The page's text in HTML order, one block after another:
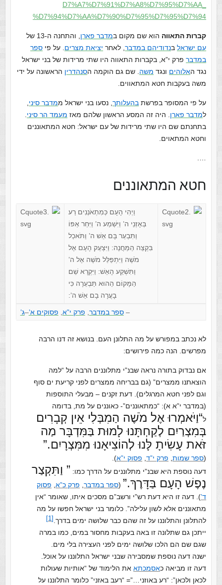
D7%A7%D7%91%D7%A8%D7%95%D7%AA_
%D7%94%D7%AA%D7%90%D7%95%D7%95%D7%94
קברות התאווה הוא שם מקום במדבר פארן , והתחנה ה-13 של
עם ישראלבנדודיהם במדבר, לאחר יציאת מצרים . על פי ספר
במדברפרק י”א, בקברות התאווה היו שתי מרידות של בני ישראל
נגד האלוהים ונגד משה . שם גם הוקמה הסנהדרין הראשונה על ידי
משה בעקבות חטא המתאווים.
על פי המסופר בפרשת בהעלותך, נסעו בני ישראל ממדבר סיני
למדבר פארן . היה זה המסע הראשון שלהם מאז מעמד הר סיני
בתחנתם שם היו שתי מרידות של עם ישראל: חטא המתאוננים
וחטא המתאוים.
חטא המתאוננים
וַיְהִי הָעָם כְּמִתְאֹנְנִים רַע
בְּאָזְנֵי ה’ וַיִּשְׁמַע ה’ וַיִּחַר אַפּוֹ
וַתִּבְעַר בָּם אֵשׁ ה’ וַתֹּאכַל
בִּקְצֵה הַמַּחֲנֶה: וַיִּצְעַק הָעָם אֶל
מֹשֶׁה וַיִּתְפַּלֵּל מֹשֶׁה אֶל ה’
וַתִּשְׁקַע הָאֵשׁ: וַיִּקְרָא שֵׁם
הַמָּקוֹם הַהוּא תַּבְעֵרָה כִּי
בָעֲרָה בָם אֵשׁ ה’:
–ספר במדבר פרק י”א פסוקים א’–ג’
לא נכתב במפורש על מה התלונן העם. בנושא זה דנו הרבה
מפרשים. הנה כמה פירושים:
אם נבדוק בתורה נראה שבנ”י מתלוננים הרבה על “למה
הוצאתנו ממצרים” (גם בבריחה ממצרים לפני קריעת ים סוף
וגם לפני חטא המרגלים). דעת זקנים – מבעלי התוספות
(במדבר י”א א): “כמתאוננים”- כאוננים על מת, בדומה
ל“וַיֹּאמְרוּ אֶל מֹשֶׁה הַמִבְּלִי אֵין קְבָרִים
בְּמִצְרַיִם לְקַחְתָּנוּ לָמוּת בַּמִּדְבָּר מַה
זֹּאת עָשִׂיתָ לָּנוּ לְהוֹצִיאָנוּ מִמִּצְרָיִם.”
(ספר שמות, פרק י”ד, פסוק י”א).
דעה נוספת היא שבנ”י מתלוננים על הדרך כמו: ” וַתִּקְצַר
נֶפֶשׁ הָעָם בַּדָּרֶךְ.” (ספר במדבר, פרק כ”א, פסוק
ד’). דעה זו היא דעת רש”י ורשב”ם מסכים איתו, שאומר “אין
מתאוננים אלא לשון עלילה”. כלומר בני ישראל חפשו על מה
להתלונן והתלוננו על זה שהם כבר שלושה ימים בדרך.‏ [1]
ייתכן גם שתלונה זו באה בעקבות מחסור במים, כמו במרה
שגם שם הם הלכו שלושה ימים לפני העצירה בלי מים.
ישנה דעה נוספת שמסבירה שבני ישראל התלוננו על אוכל.
דעה זו מביאה כאסמכתאאת הלימוד של “אותיות שעולות
לכאן ולכאן”: “רע באוזני…”= “רעב באזני” כלומר התלוננו על